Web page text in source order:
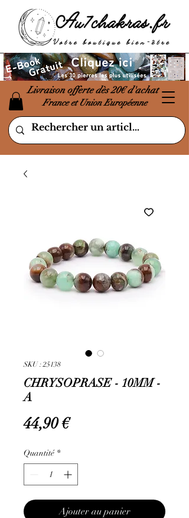
Livraison offerte dès 20€ d'achat
France et Union Européenne
SKU : 25138
CHRYSOPRASE - 10MM -
A
44,90 €Prix
Quantité *
Ajouter au panier